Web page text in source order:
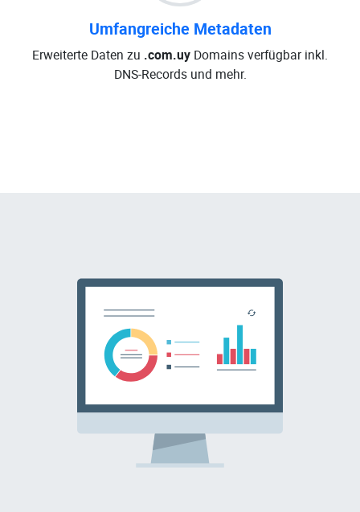
Umfangreiche Metadaten
Erweiterte Daten zu .com.uy Domains verfügbar inkl.
DNS-Records und mehr.